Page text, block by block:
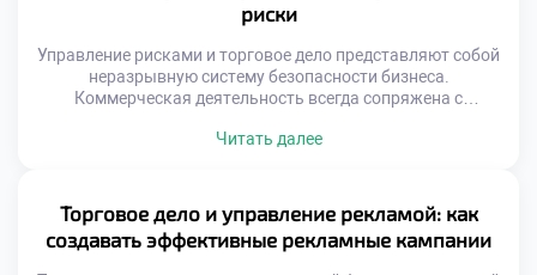
риски
Управление рисками и торговое дело представляют собой
неразрывную систему безопасности бизнеса.
Коммерческая деятельность всегда сопряжена с
угроз ведет к неизбежным потерям капитала.
предприятия надежно. Риски делятся на финансовые
рыночные и операционные. Каждый тип требует
уникальных методов нейтрализации. Безопасность
торговли строится на […]
Читать далее
Торговое дело и управление рекламой: как
создавать эффективные рекламные кампании